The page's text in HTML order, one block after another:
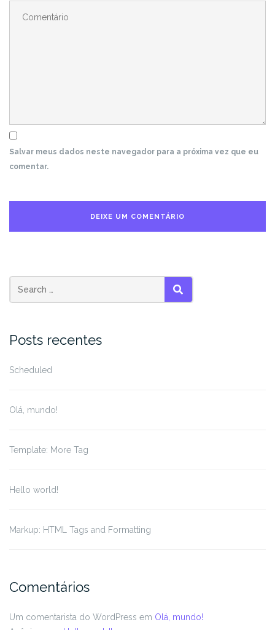
Salvar meus dados neste navegador para a próxima vez que eu
comentar.
Search
for:
SEARCH
Posts recentes
Scheduled
Olá, mundo!
Template: More Tag
Hello world!
Markup: HTML Tags and Formatting
Comentários
Um comentarista do WordPress em Olá, mundo!